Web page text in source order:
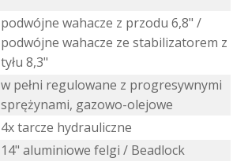
podwójne wahacze z przodu 6,8" /
podwójne wahacze ze stabilizatorem z
tyłu 8,3"
w pełni regulowane z progresywnymi
sprężynami, gazowo-olejowe
4x tarcze hydrauliczne
14" aluminiowe felgi / Beadlock